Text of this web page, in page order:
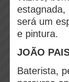
estagnada,
será um
e pintura.
JOÃO
Baterista,